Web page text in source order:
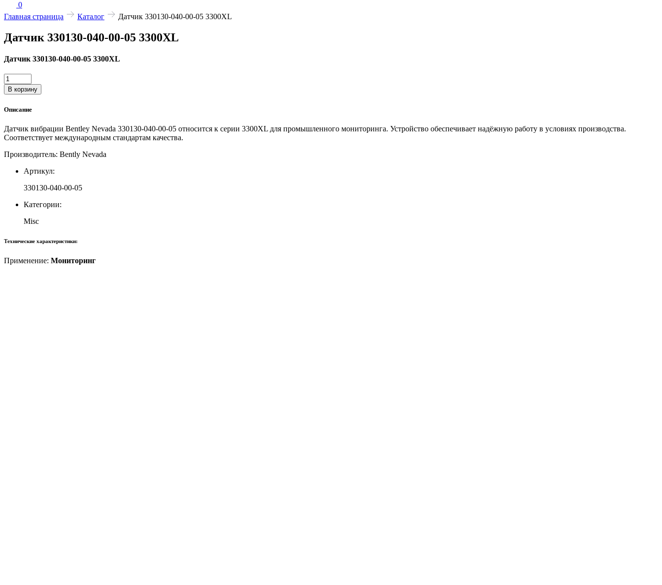
0
Главная страница
Каталог Датчик 330130-040-00-05 3300XL
Датчик 330130-040-00-05 3300XL
Датчик 330130-040-00-05 3300XL
Количество
товара
Датчик
040-
05
3300XL
В корзину
Описание
Датчик вибрации Bentley Nevada 330130-040-00-05 относится к серии 3300XL для промышленного мониторинга. Устройство обеспечивает надёжную работу в условиях производства.
Соответствует международным стандартам качества.
Производитель: Bently Nevada
Артикул:
330130-040-00-05
Категории:
Misc
Технические характеристики:
Применение: Мониторинг